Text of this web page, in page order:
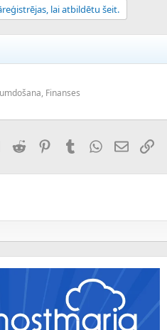
lai atbildētu šeit.
Finanses
LinkedInReddit PinterestTumblrWhatsApp
E-pasts